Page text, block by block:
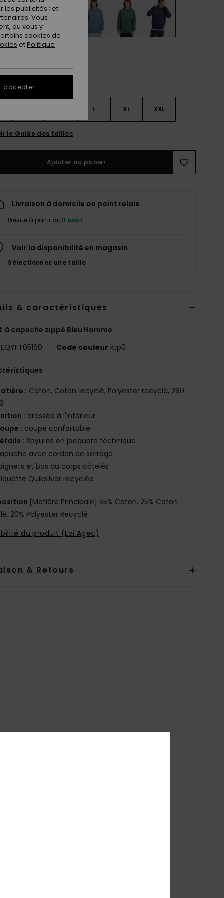
L XL XXL
le Guide des tailles
Ajouter au panier
Livraison à domicile ou point relais
Prévue à partir du11 août
Voir la disponibilité en magasin
Sélectionnez une taille
& caractéristiques
à capuche zippé Bleu Homme
EQYFT05160 Code couleur ktp0
: Coton, Coton recyclé, Polyester recyclé, 280
: brossée à l'intérieur
: coupe confortable
: Rayures en jacquard technique
avec cordon de serrage
et bas du corps côtelés
Quiksilver recyclée
[Matière Principale] 55% Coton, 25% Coton
20% Polyester Recyclé
du produit (Loi Agec)
& Retours
les publicités ; et
Vous
ou vous y
cookies de
etPolitique
accepter